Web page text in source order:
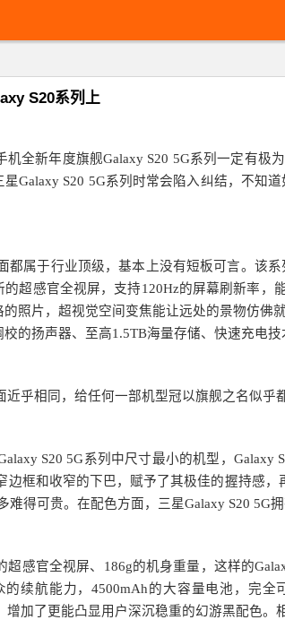
S20系列上
全新年度旗舰Galaxy S20 5G系列一定有极
Galaxy S20 5G系列时常会陷入纠结，不知
都属于行业顶级，基本上没有短板可言。该
超感官全视屏，支持120Hz的屏幕刷新率
照片，超视觉空间变焦能让远处的景物仿
的扬声器、至高1.5TB海量存储、快速充电
乎相同，给任何一部机型冠以旗舰之名似
S20 5G系列中尺寸最小的机型，
框和收窄的下巴，赋予了其极佳的握持感
得可贵。在配色方面，三星Galaxy S20 5G
超感官全视屏、186g的机身重量，这样的
续航能力，4500mAh的大容量电池，完
加了更能凸显用户深沉稳重的幻游黑配色。